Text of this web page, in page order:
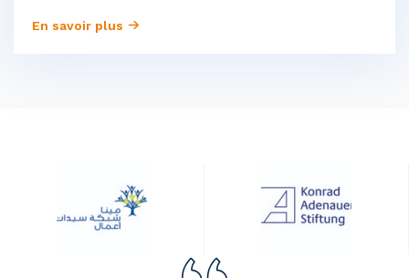
En savoir plus